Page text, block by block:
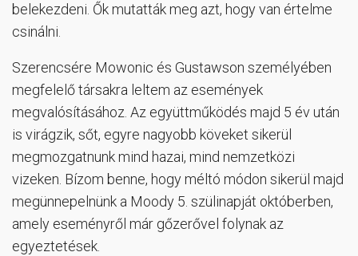
belekezdeni. Ők mutatták meg azt, hogy van értelme
csinálni.
Szerencsére Mowonic és Gustawson személyében
megfelelő társakra leltem az események
megvalósításához. Az együttműködés majd 5 év után
is virágzik, sőt, egyre nagyobb köveket sikerül
megmozgatnunk mind hazai, mind nemzetközi
vizeken. Bízom benne, hogy méltó módon sikerül majd
megünnepelnünk a Moody 5. szülinapját októberben,
amely eseményről már gőzerővel folynak az
egyeztetések.